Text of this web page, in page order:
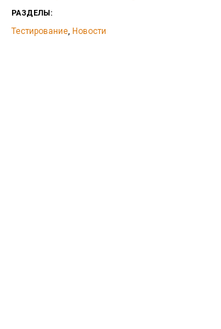
РАЗДЕЛЫ:
Тестирование, Новости